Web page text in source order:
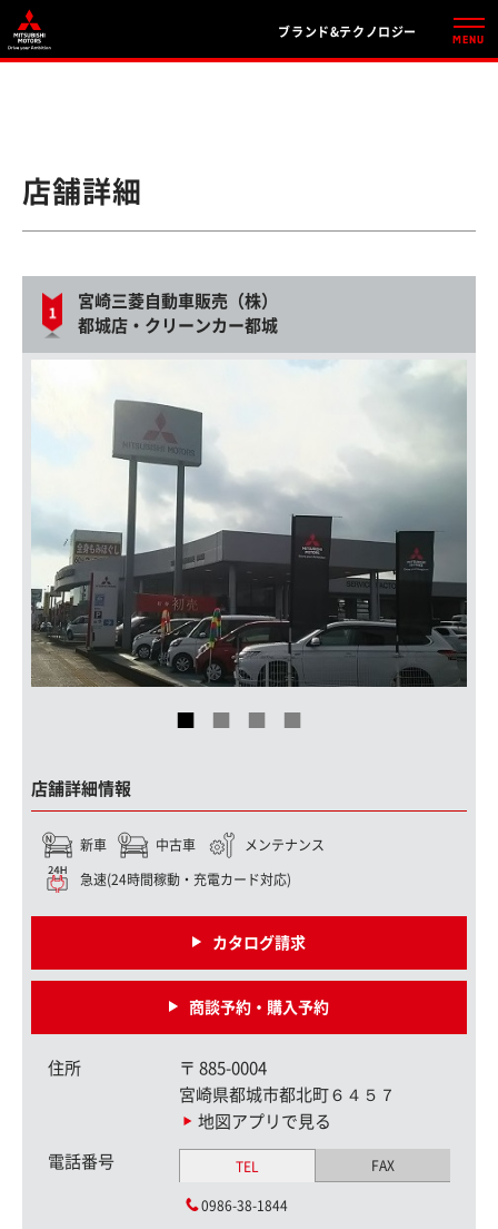
ブランド&テクノロジー
店舗詳細
宮崎三菱自動車販売（株）
都城店・クリーンカー都城
店舗詳細情報
新車 中古車 メンテナンス
急速(24時間稼動・充電カード対応)
カタログ請求
商談予約・購入予約
住所 〒 885-0004
宮崎県都城市都北町６４５７
地図アプリで見る
電話番号 TEL FAX
0986-38-1844